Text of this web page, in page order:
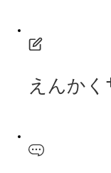
えんかく